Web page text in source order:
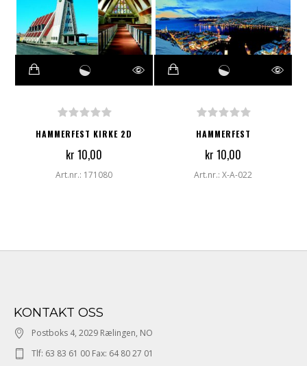
HAMMERFEST KIRKE 2D
kr 10,00
Art.nr.: 171080
HAMMERFEST
kr 10,00
Art.nr.: X-A-022
KONTAKT OSS
Postboks 4, 2029 Rælingen, NO
Tlf: 63 83 61 00 Fax: 64 80 27 01